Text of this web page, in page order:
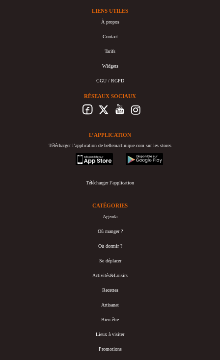
LIENS UTILES
À propos
Contact
Tarifs
Widgets
CGU / RGPD
RÉSEAUX SOCIAUX
L’APPLICATION
Télécharger l’application de bellemartinique.com sur les stores
appstore
googleplay
Télécharger l’application
CATÉGORIES
Agenda
Où manger ?
Où dormir ?
Se déplacer
Activités&Loisirs
Recettes
Artisanat
Bien-être
Lieux à visiter
Promotions